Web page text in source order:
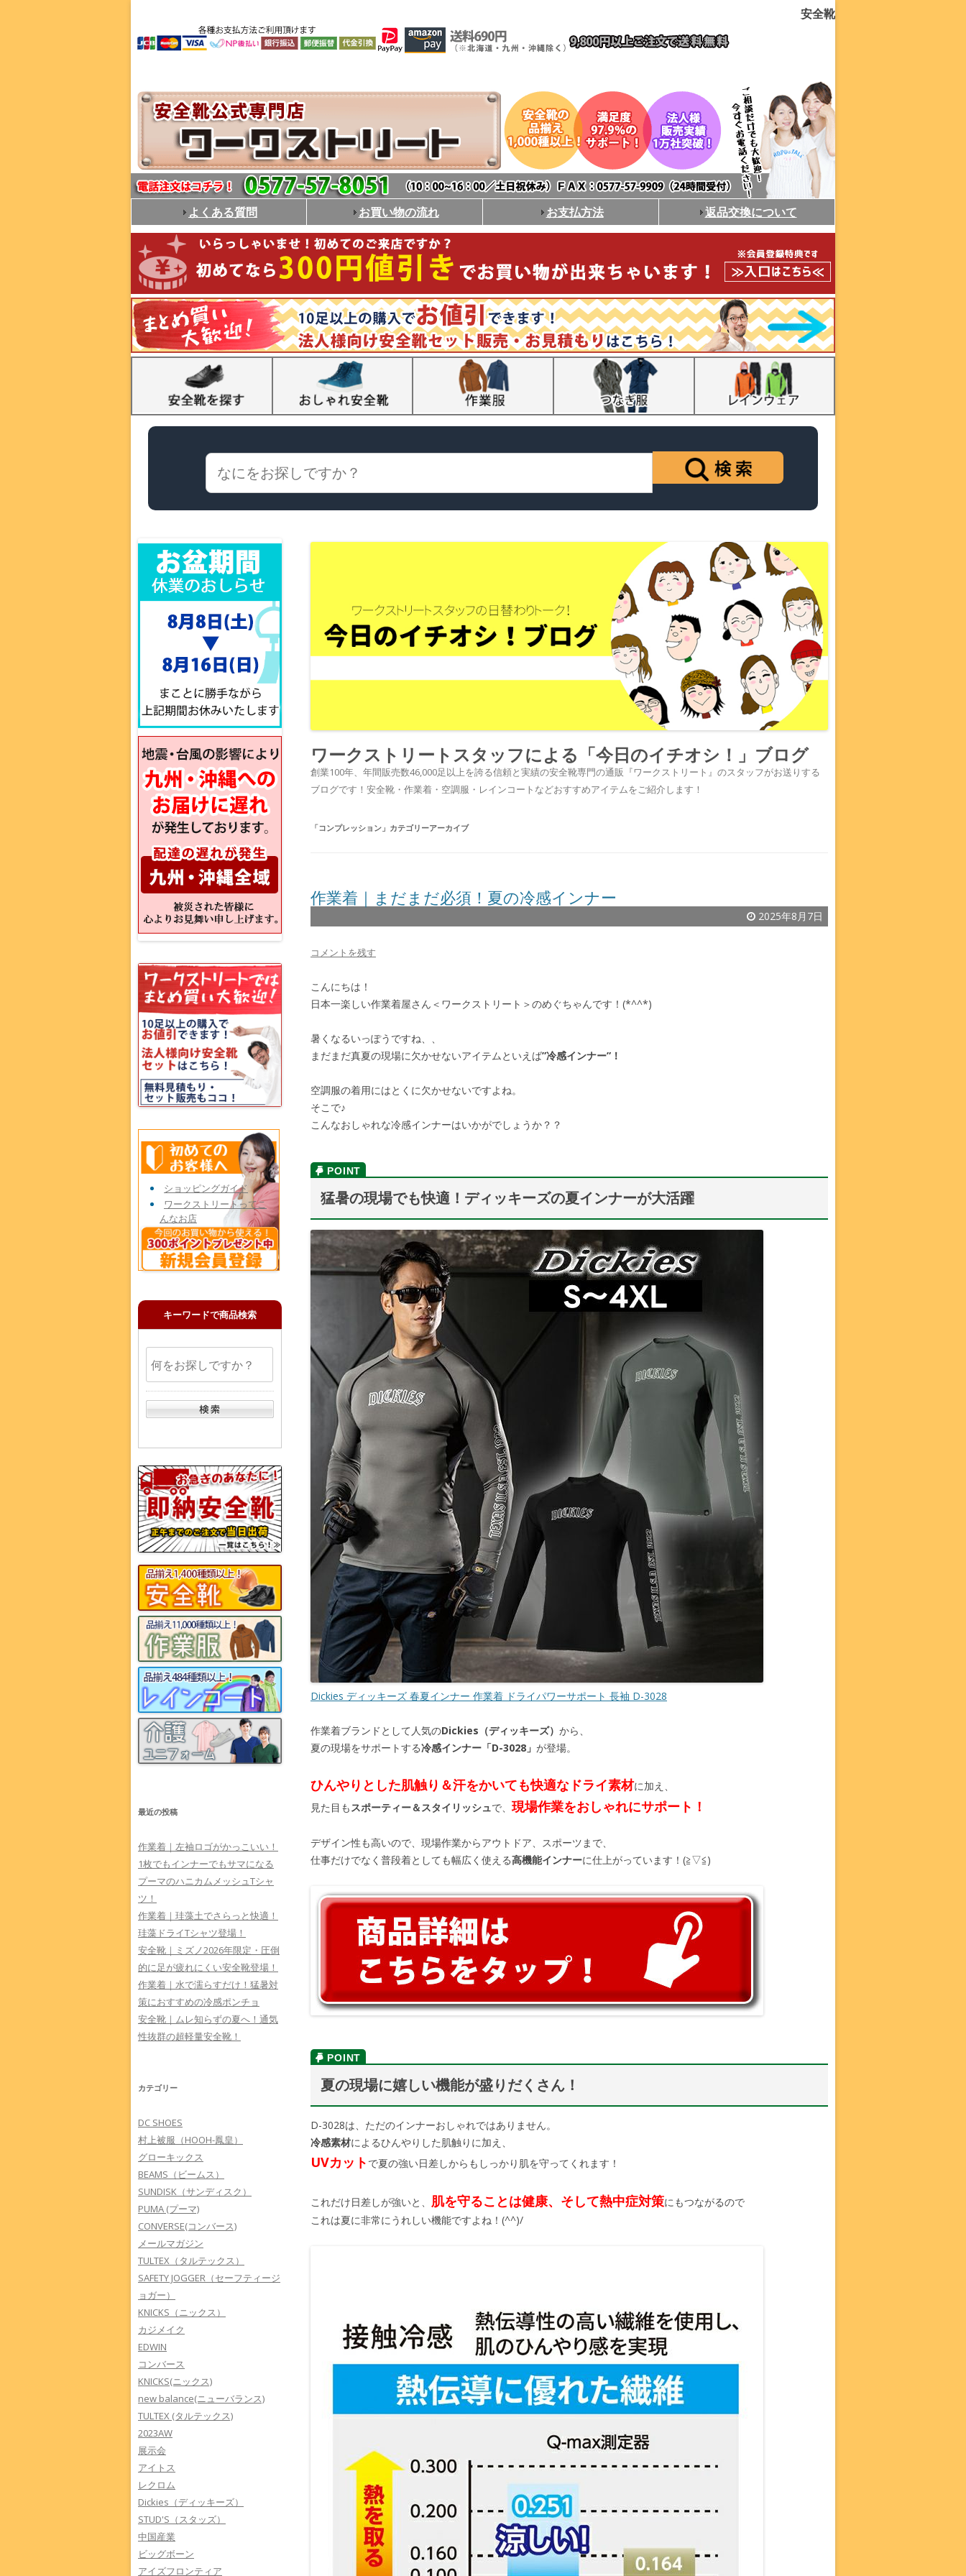
安全靴
よくある質問 お買い物の流れ お支払方法 返品交換について
ワークストリートスタッフによる「今日のイチオシ！」ブログ
創業100年、年間販売数46,000足以上を誇る信頼と実績の安全靴専門の通販『ワークストリート』のスタッフがお送りする
ブログです！安全靴・作業着・空調服・レインコートなどおすすめアイテムをご紹介します！
「コンプレッション 」カテゴリーアーカイブ
作業着｜まだまだ必須！夏の冷感インナー
2025年8月7日
コメントを残す
こんにちは！
日本一楽しい作業着屋さん＜ワークストリート＞のめぐちゃんです！(*^^*)
暑くなるいっぽうですね、、
まだまだ真夏の現場に欠かせないアイテムといえば”冷感インナー”！
空調服の着用にはとくに欠かせないですよね。
そこで♪
こんなおしゃれな冷感インナーはいかがでしょうか？？
猛暑の現場でも快適！ディッキーズの夏インナーが大活躍
Dickies ディッキーズ 春夏インナー 作業着 ドライパワーサポート 長袖 D-3028
作業着ブランドとして人気のDickies（ディッキーズ） から、
夏の現場をサポートする冷感インナー「D-3028」 が登場。
ひんやりとした肌触り＆汗をかいても快適なドライ素材に加え、
見た目もスポーティー＆スタイリッシュで、 現場作業をおしゃれにサポート！
デザイン性も高いので、現場作業からアウトドア、スポーツまで、
仕事だけでなく普段着としても幅広く使える高機能インナーに仕上がっています！(≧▽≦)
夏の現場に嬉しい機能が盛りだくさん！
D-3028は、ただのインナーおしゃれではありません。
冷感素材によるひんやりした肌触りに加え、
UVカット で夏の強い日差しからもしっかり肌を守ってくれます！
これだけ日差しが強いと、 肌を守ることは健康、そして熱中症対策にもつながるので
これは夏に非常にうれしい機能ですよね！(^^)/
ショッピングガイド
ワークストリートってこ
んなお店
キーワードで商品検索
最近の投稿
作業着｜左袖ロゴがかっこいい！
1枚でもインナーでもサマになる
プーマのハニカムメッシュTシャ
ツ！
作業着｜珪藻土でさらっと快適！
珪藻ドライTシャツ登場！
安全靴｜ミズノ2026年限定・圧倒
的に足が疲れにくい安全靴登場！
作業着｜水で濡らすだけ！猛暑対
策におすすめの冷感ポンチョ
安全靴｜ムレ知らずの夏へ！通気
性抜群の超軽量安全靴！
カテゴリー
DC SHOES
村上被服（HOOH-鳳皇）
グローキックス
BEAMS（ビームス）
SUNDISK（サンディスク）
PUMA (プーマ)
CONVERSE(コンバース)
メールマガジン
TULTEX（タルテックス）
SAFETY JOGGER（セーフティージ
ョガー）
KNICKS（ニックス）
カジメイク
EDWIN
コンバース
KNICKS(ニックス)
new balance(ニューバランス)
TULTEX (タルテックス)
2023AW
展示会
アイトス
レクロム
Dickies（ディッキーズ）
STUD'S（スタッズ）
中国産業
ビッグボーン
アイズフロンティア